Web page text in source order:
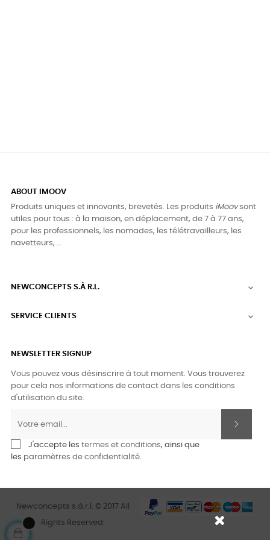
ABOUT IMOOV
Produits uniques et innovants, brevetés. Les produits iMoovsont
utiles pour tous : à la maison, en déplacement, de 7 à 77 ans,
pour les professionnels, les nomades, les télétravailleurs, les
navetteurs, ...
NEWCONCEPTS S.À R.L. 
SERVICE CLIENTS 
NEWSLETTER SIGNUP
Vous pouvez vous désinscrire à tout moment. Vous trouverez
pour cela nos informations de contact dans les conditions
d'utilisation du site.
J'accepte les termes et conditions, ainsi que
les paramètres de confidentialité.
Newconcepts s.à.r.l. © 2017 All
Rights Reserved.